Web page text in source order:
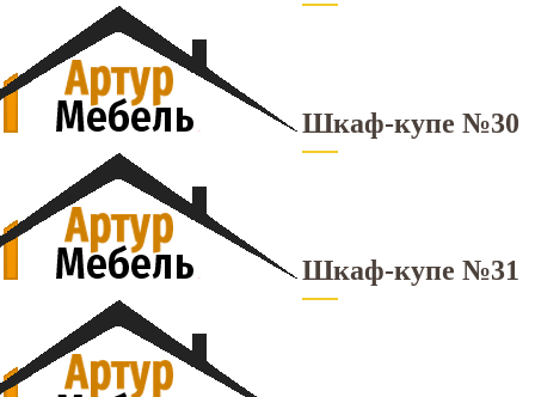
Шкаф-купе №30
Шкаф-купе №31